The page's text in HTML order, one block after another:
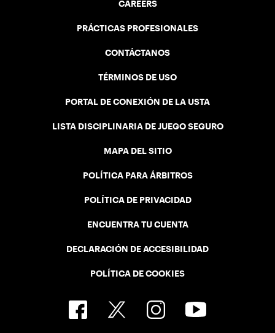
CAREERS
PRÁCTICAS PROFESIONALES
CONTÁCTANOS
TÉRMINOS DE USO
PORTAL DE CONEXIÓN DE LA USTA
LISTA DISCIPLINARIA DE JUEGO SEGURO
MAPA DEL SITIO
POLÍTICA PARA ÁRBITROS
POLÍTICA DE PRIVACIDAD
ENCUENTRA TU CUENTA
DECLARACIÓN DE ACCESIBILIDAD
POLÍTICA DE COOKIES